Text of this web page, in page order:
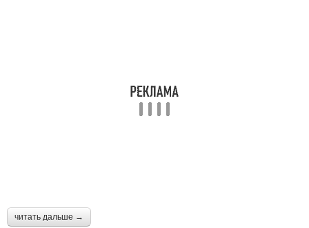
читать дальше →